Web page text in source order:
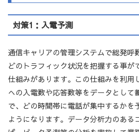
対策1：入電予測
通信キャリアの管理システムで総発呼
どのトラフィック状況を把握する事が
仕組みがあります。この仕組みを利用
への入電数や応答数等をデータとして
で、どの時間帯に電話が集中するかを
ようになります。データ分析力のある